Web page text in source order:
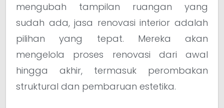
mengubah tampilan ruangan yang
sudah ada, jasa renovasi interior adalah
pilihan yang tepat. Mereka akan
mengelola proses renovasi dari awal
hingga akhir, termasuk perombakan
struktural dan pembaruan estetika.